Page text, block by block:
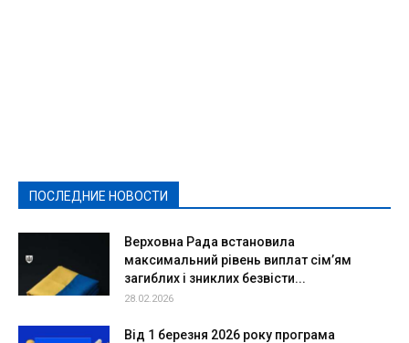
ПОСЛЕДНИЕ НОВОСТИ
Верховна Рада встановила
максимальний рівень виплат сім’ям
загиблих і зниклих безвісти...
28.02.2026
Від 1 березня 2026 року програма